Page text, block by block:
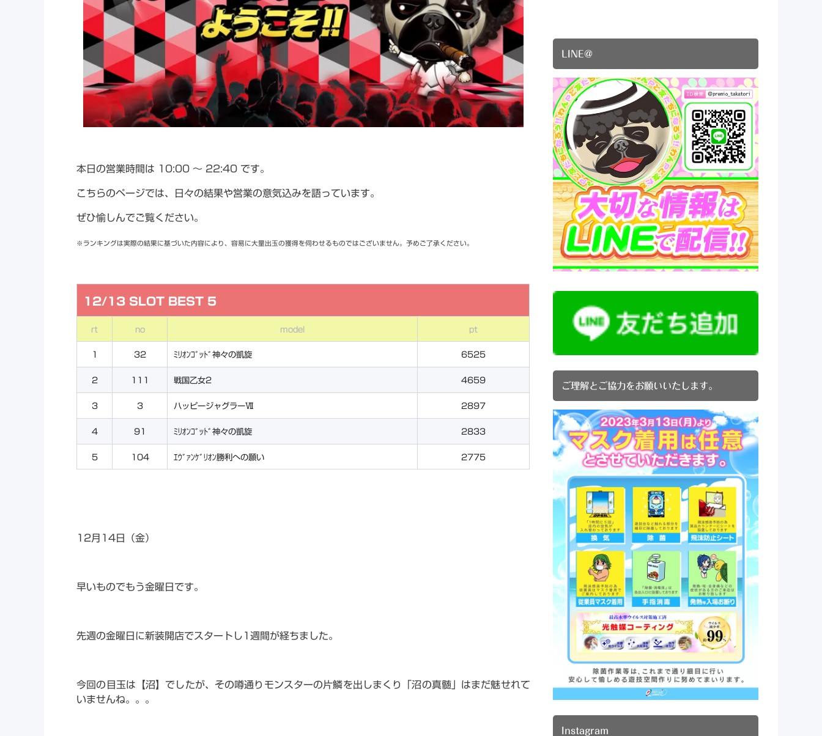
本日の営業時間は 10:00 ～ 22:40 です。
こちらのページでは、日々の結果や営業の意気込みを語っています。
ぜひ愉しんでご覧ください。
※ ランキングは実際の結果に基づいた内容により、容易に大量出玉の獲得を伺わせるものではございません。予めご了承ください。
12/13 SLOT BEST 5
rt no model pt
1 32 ﾐﾘｵﾝｺﾞｯﾄﾞ神々の凱旋 6525
2 111 戦国乙女2 4659
3 3 ハッピージャグラーⅦ 2897
4 91 ﾐﾘｵﾝｺﾞｯﾄﾞ神々の凱旋 2833
5 104 ｴｳﾞｧﾝｹﾞﾘｵﾝ勝利への願い 2775
12月14日（金）
早いものでもう金曜日です。
先週の金曜日に新装開店でスタートし1週間が経ちました。
今回の目玉は【沼】でしたが、その噂通りモンスターの片鱗を出しまくり「沼の真髄」はまだ魅せれて
いませんね。。。
LINE@
ご理解とご協力をお願いいたします。
Instagram